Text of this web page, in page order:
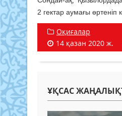
2 гектар аумағы өртеніп
Оқиғалар
14 қазан 2020 ж.
ҰҚСАС